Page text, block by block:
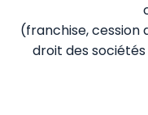
(franchise,
droit des